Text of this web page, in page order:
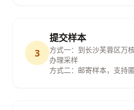
3
提交样本
方式一：到长沙芙蓉区万
办理采样
方式二：邮寄样本，支持